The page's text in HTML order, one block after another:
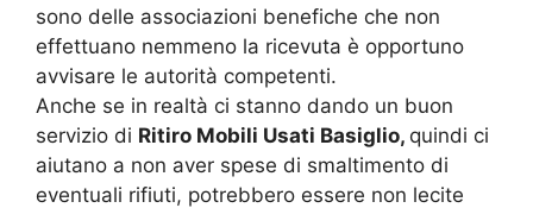
sono delle associazioni benefiche che non
effettuano nemmeno la ricevuta è opportuno
avvisare le autorità competenti.
Anche se in realtà ci stanno dando un buon
servizio di Ritiro Mobili Usati Basiglio, quindi ci
aiutano a non aver spese di smaltimento di
eventuali rifiuti, potrebbero essere non lecite